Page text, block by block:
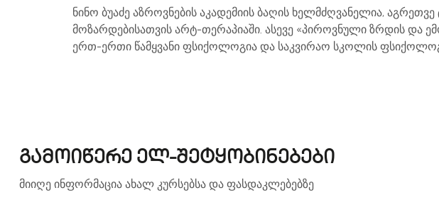
ნინო ბუაძე აზროვნების აკადემიის ბაღის ხელმძღვანელია,
მოზარდებისათვის არტ-თერაპიაში. ასევე «პიროვნული ზრდის და
ერთ-ერთი წამყვანი ფსიქოლოგია და საკვირაო სკოლის
გამოიწერე ელ-შეტყობინებები
მიიღე ინფორმაცია ახალ კურსებსა და ფასდაკლებებზე